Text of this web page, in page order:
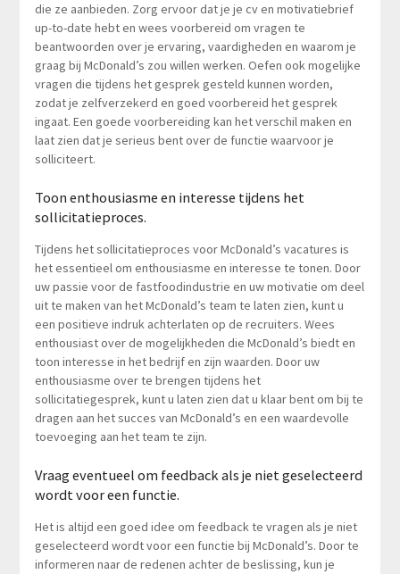
die ze aanbieden. Zorg ervoor dat je je cv en motivatiebrief
up-to-date hebt en wees voorbereid om vragen te
beantwoorden over je ervaring, vaardigheden en waarom je
graag bij McDonald’s zou willen werken. Oefen ook mogelijke
vragen die tijdens het gesprek gesteld kunnen worden,
zodat je zelfverzekerd en goed voorbereid het gesprek
ingaat. Een goede voorbereiding kan het verschil maken en
laat zien dat je serieus bent over de functie waarvoor je
solliciteert.
Toon enthousiasme en interesse tijdens het
sollicitatieproces.
Tijdens het sollicitatieproces voor McDonald’s vacatures is
het essentieel om enthousiasme en interesse te tonen. Door
uw passie voor de fastfoodindustrie en uw motivatie om deel
uit te maken van het McDonald’s team te laten zien, kunt u
een positieve indruk achterlaten op de recruiters. Wees
enthousiast over de mogelijkheden die McDonald’s biedt en
toon interesse in het bedrijf en zijn waarden. Door uw
enthousiasme over te brengen tijdens het
sollicitatiegesprek, kunt u laten zien dat u klaar bent om bij te
dragen aan het succes van McDonald’s en een waardevolle
toevoeging aan het team te zijn.
Vraag eventueel om feedback als je niet geselecteerd
wordt voor een functie.
Het is altijd een goed idee om feedback te vragen als je niet
geselecteerd wordt voor een functie bij McDonald’s. Door te
informeren naar de redenen achter de beslissing, kun je